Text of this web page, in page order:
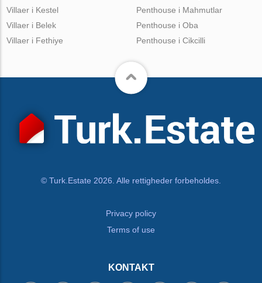
Villaer i Kestel
Villaer i Belek
Villaer i Fethiye
Penthouse i Mahmutlar
Penthouse i Oba
Penthouse i Cikcilli
© Turk.Estate 2026. Alle rettigheder forbeholdes.
Privacy policy
Terms of use
KONTAKT